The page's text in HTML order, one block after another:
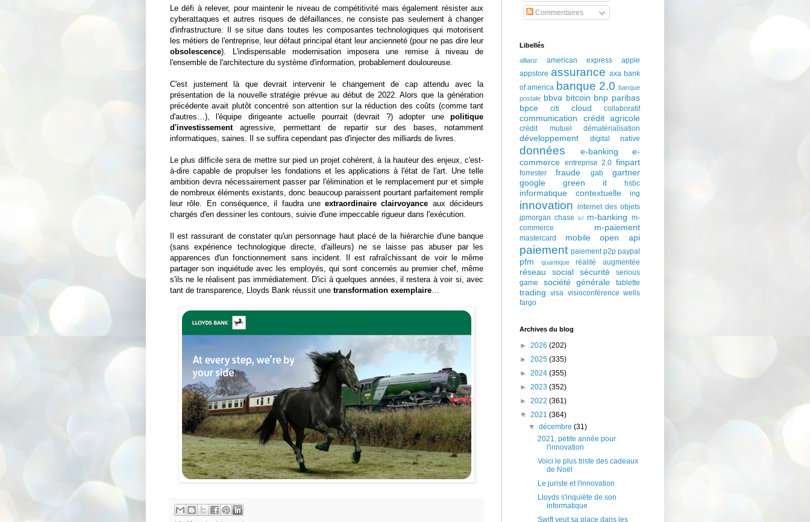
Le défi à relever, pour maintenir le niveau de compétitivité mais également résister aux
cyberattaques et autres risques de défaillances, ne consiste pas seulement à changer
d'infrastructure. Il se situe dans toutes les composantes technologiques qui motorisent
les métiers de l'entreprise, leur défaut principal étant leur ancienneté (pour ne pas dire leur
obsolescence). L'indispensable modernisation imposera une remise à niveau de
l'ensemble de l'architecture du système d'information, probablement douloureuse.
C'est justement là que devrait intervenir le changement de cap attendu avec la
présentation de la nouvelle stratégie prévue au début de 2022. Alors que la génération
précédente avait plutôt concentré son attention sur la réduction des coûts (comme tant
d'autres…), l'équipe dirigeante actuelle pourrait (devrait ?) adopter une politique
d'investissementagressive, permettant de repartir sur des bases, notamment
informatiques, saines. Il se suffira cependant pas d'injecter des milliards de livres.
Le plus difficile sera de mettre sur pied un projet cohérent, à la hauteur des enjeux, c'est-
à-dire capable de propulser les fondations et les applications à l'état de l'art. Une telle
ambition devra nécessairement passer par l'élimination et le remplacement pur et simple
de nombreux éléments existants, donc beaucoup paraissent pourtant parfaitement remplir
leur rôle. En conséquence, il faudra uneextraordinaire clairvoyance aux décideurs
chargés d'en dessiner les contours, suivie d'une impeccable rigueur dans l'exécution.
Il est rassurant de constater qu'un personnage haut placé de la hiérarchie d'une banque
(sans expérience technologique directe, d'ailleurs) ne se laisse pas abuser par les
apparences d'un fonctionnement sans incident. Il est rafraîchissant de voir le même
partager son inquiétude avec les employés, qui sont concernés au premier chef, même
s'ils ne le réalisent pas immédiatement. D'ici à quelques années, il restera à voir si, avec
tant de transparence, Lloyds Bank réussit une transformation exemplaire…
Commentaires
Libellés
allianz american express
apple
appstore assurance axa bank
of america banque 2.0 banque
postale bbva bitcoin bnp paribas
bpce
citi cloud collaboratif
communication crédit agricole
crédit mutuel dématérialisation
développement digital native
données e-banking
e-
commerce entreprise 2.0 finpart
forrester fraude gab
gartner
google
green it hsbc
informatique contextuelle ing
innovation internet des objets
jpmorgan chase
lcl m-banking m-
commerce
m-paiement
mastercard mobile open api
paiement paiement p2p paypal
pfm quantique réalité augmentée
réseau social sécurité
serious
game
société générale tablette
trading visa visioconférence wells
fargo
Archives du blog
► 2026 (202)
► 2025 (335)
► 2024 (355)
► 2023 (352)
► 2022 (361)
▼ 2021 (364)
▼décembre(31)
2021, petite année pour
l'innovation
Voici le plus triste des cadeaux
de Noël
Le juriste et l'innovation
Lloyds s'inquiète de son
informatique
Swift veut sa place dans les